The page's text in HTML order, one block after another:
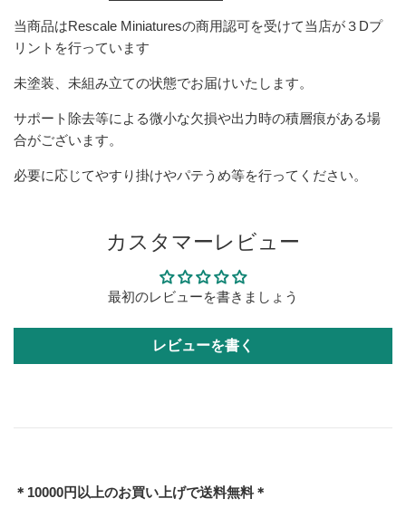
当商品はRescale Miniaturesの商用認可を受けて当店が３Dプ
リントを行っています
未塗装、未組み立ての状態でお届けいたします。
サポート除去等による微小な欠損や出力時の積層痕がある場
合がございます。
必要に応じてやすり掛けやパテうめ等を行ってください。
カスタマーレビュー
最初のレビューを書きましょう
レビューを書く
＊10000円以上のお買い上げで送料無料＊